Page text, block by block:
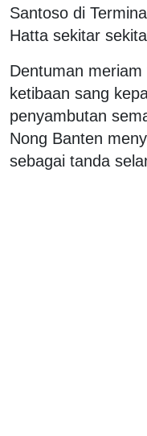
Santoso di
Hatta sekitar
Dentuman
ketibaan sang
penyambutan
Nong Banten
sebagai tanda